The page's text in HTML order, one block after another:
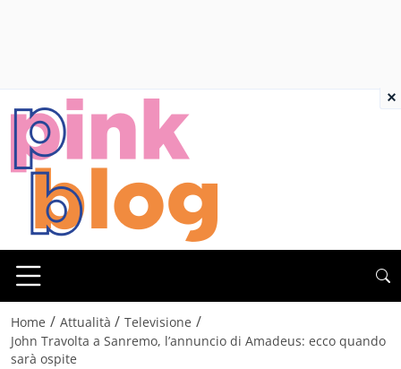
Home / Attualità / Televisione /
John Travolta a Sanremo, l’annuncio di Amadeus: ecco quando
sarà ospite
×